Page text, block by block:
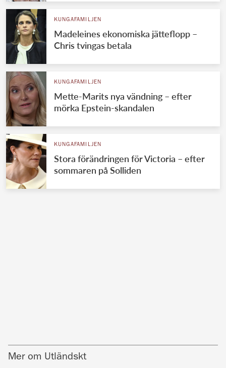
KUNGAFAMILJEN
Madeleines ekonomiska jätteflopp –
Chris tvingas betala
KUNGAFAMILJEN
Mette-Marits nya vändning – efter
mörka Epstein-skandalen
KUNGAFAMILJEN
Stora förändringen för Victoria – efter
sommaren på Solliden
Mer om Utländskt